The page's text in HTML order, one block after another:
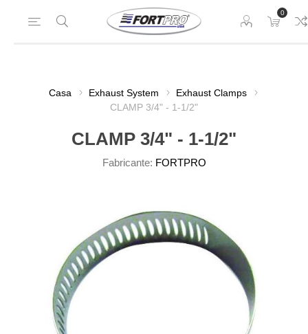
0
Casa Exhaust System
Exhaust Clamps
CLAMP 3/4" - 1-1/2"
CLAMP 3/4" - 1-1/2"
Fabricante: FORTPRO